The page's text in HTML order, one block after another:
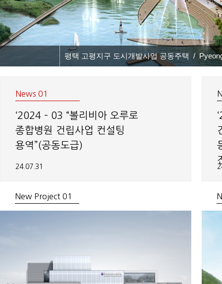
평택 고평지구 도시개발사업 공동주택 /
News 01
‘2024 – 03 “볼리비아 오루로
종합병원 건립사업 컨설팅
용역”(공동도급)
24.07.31
New Project 01